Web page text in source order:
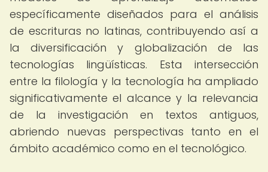
específicamente diseñados para el análisis
de escrituras no latinas, contribuyendo así a
la diversificación y globalización de las
tecnologías lingüísticas. Esta intersección
entre la filología y la tecnología ha ampliado
significativamente el alcance y la relevancia
de la investigación en textos antiguos,
abriendo nuevas perspectivas tanto en el
ámbito académico como en el tecnológico.